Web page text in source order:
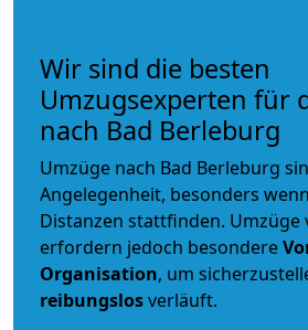
Wir sind die besten
Umzugsexperten für
nach Bad Berleburg
Umzüge nach Bad Berleburg
Angelegenheit, besonders
Distanzen stattfinden. Umzüge
erfordern jedoch besondere
Organisation, um
reibungslosverläuft.